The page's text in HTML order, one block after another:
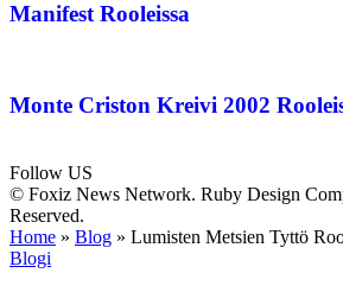
Manifest Rooleissa
Monte Criston Kreivi 2002
Follow US
© Foxiz News Network. Ruby Design
Reserved.
Home » Blog » Lumisten Metsien Tyttö
Blogi